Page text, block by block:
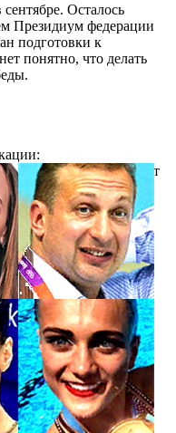
Осталось
Президиум федерации
подготовки к
понятно, что делать
Алексей
ВЛАСЕНКО
нет